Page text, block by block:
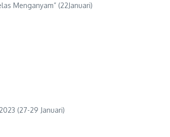
Menganyam” (22Januari)
(27-29 Januari)